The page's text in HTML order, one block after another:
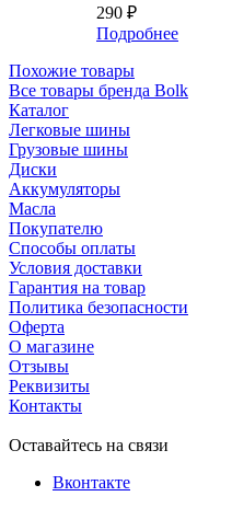
290 ₽
Подробнее
Похожие товары
Все товары бренда Bolk
Каталог
Легковые шины
Грузовые шины
Диски
Аккумуляторы
Масла
Покупателю
Способы оплаты
Условия доставки
Гарантия на товар
Политика безопасности
Оферта
О магазине
Отзывы
Реквизиты
Контакты
Оставайтесь на связи
Вконтакте